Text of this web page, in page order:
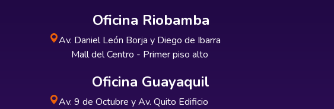
Oficina Riobamba
Av. Daniel León Borja y Diego de Ibarra
Mall del Centro - Primer piso alto
Oficina Guayaquil
Av. 9 de Octubre y Av. Quito Edificio